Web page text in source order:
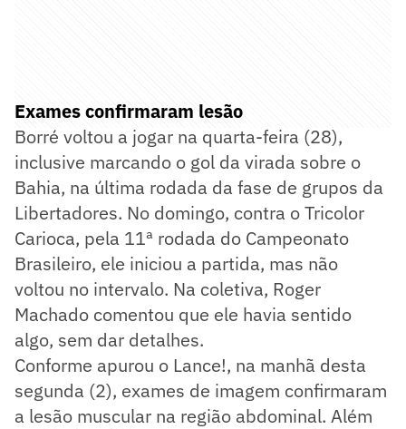
Exames confirmaram lesão
Borré voltou a jogar na quarta-feira (28),
inclusive marcando o gol da virada sobre o
Bahia, na última rodada da fase de grupos da
Libertadores. No domingo, contra o Tricolor
Carioca, pela 11ª rodada do Campeonato
Brasileiro, ele iniciou a partida, mas não
voltou no intervalo. Na coletiva, Roger
Machado comentou que ele havia sentido
algo, sem dar detalhes.
Conforme apurou o Lance!, na manhã desta
segunda (2), exames de imagem confirmaram
a lesão muscular na região abdominal. Além